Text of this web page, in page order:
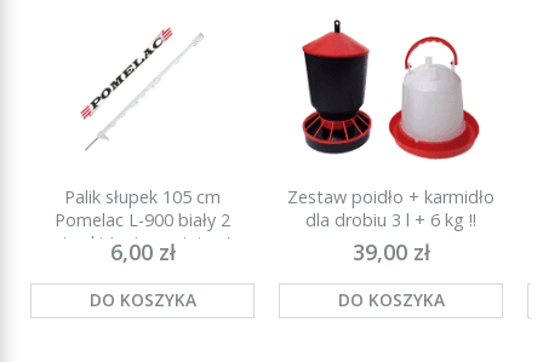
Palik słupek 105 cm
Pomelac L-900 biały 2
stopki (najmocniejszy)
6,00 zł
DO KOSZYKA
Zestaw poidło + karmidło
dla drobiu 3 l + 6 kg !!
39,00 zł
DO KOSZYKA